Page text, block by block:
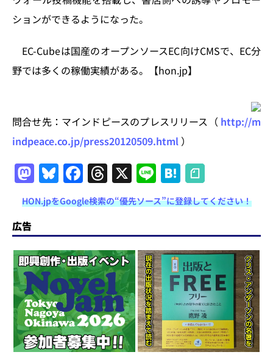
ションができるようになった。
EC-Cubeは国産のオープンソースEC向けCMSで、EC分
野では多くの稼働実績がある。【hon.jp】
問合せ先：マインドピースのプレスリリース（ http://m
indpeace.co.jp/press20120509.html ）
M
a
st
o
d
o
n
Bl
u
e
s
k
y
F
a
c
e
b
o
o
k
T
h
re
a
d
s
X Li
n
e
H
at
e
n
a
HON.jpをGoogle検索の“優先ソース”に登録してください！
広告